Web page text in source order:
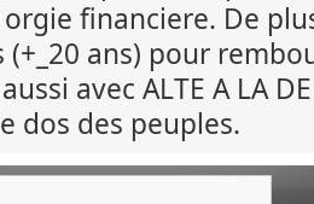
financiere. De
ans) pour
avec ALTE A LA
dos des peuples.